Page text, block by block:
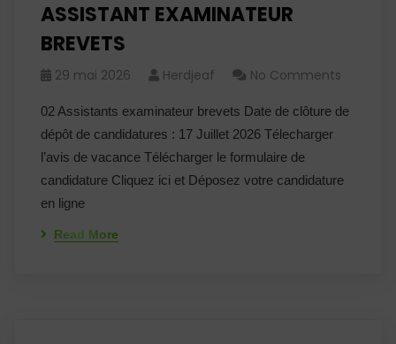
ASSISTANT EXAMINATEUR
BREVETS
29 mai 2026 Herdjeaf No Comments
02 Assistants examinateur brevets Date de clôture de
dépôt de candidatures : 17 Juillet 2026 Télecharger
l’avis de vacance Télécharger le formulaire de
candidature Cliquez ici et Déposez votre candidature
en ligne
Read More